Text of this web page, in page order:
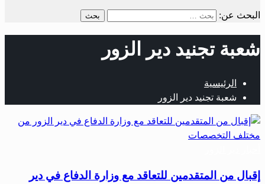
البحث عن:
شعبة تجنيد دير الزور
الرئيسية
شعبة تجنيد دير الزور
إقبال من المتقدمين للتعاقد مع وزارة الدفاع في دير